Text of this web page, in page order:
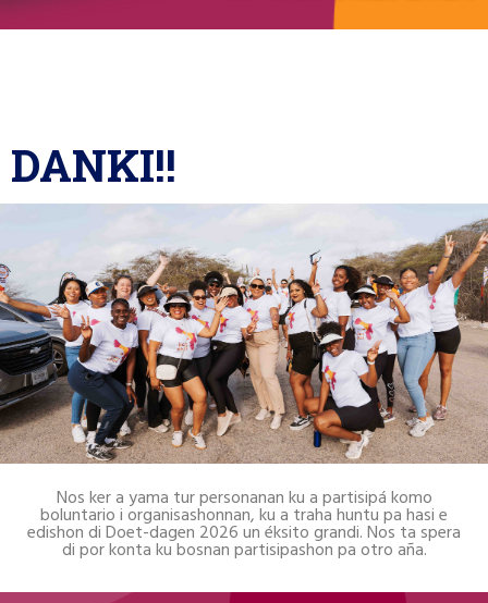
Like nos page di Facebook
DANKI!!
Nos ker a yama tur personanan ku a partisipá komo
boluntario i organisashonnan, ku a traha huntu pa hasi e
edishon di Doet-dagen 2026 un éksito grandi. Nos ta spera
di por konta ku bosnan partisipashon pa otro aña.